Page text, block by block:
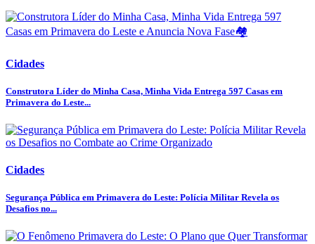
Cidades
Construtora Líder do Minha Casa, Minha Vida Entrega 597 Casas em
Primavera do Leste...
Cidades
Segurança Pública em Primavera do Leste: Polícia Militar Revela os
Desafios no...